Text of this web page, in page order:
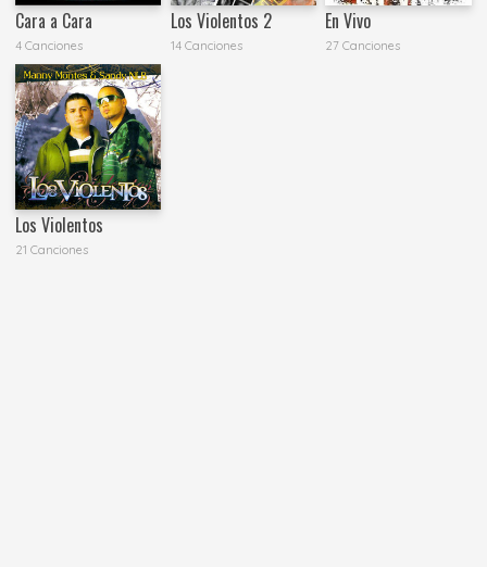
Cara a Cara
4 Canciones
Los Violentos 2
14 Canciones
En Vivo
27 Canciones
Los Violentos
21 Canciones